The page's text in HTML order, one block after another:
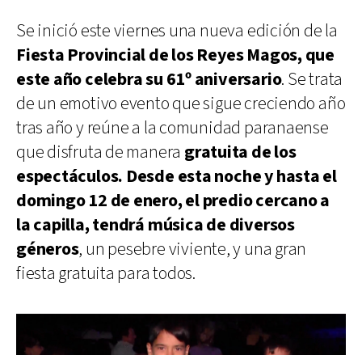
Se inició este viernes una nueva edición de la
Fiesta Provincial de los Reyes Magos, que
este año celebra su 61º aniversario. Se trata
de un emotivo evento que sigue creciendo año
tras año y reúne a la comunidad paranaense
que disfruta de manera gratuita de los
espectáculos. Desde esta noche y hasta el
domingo 12 de enero, el predio cercano a
la capilla, tendrá música de diversos
géneros, un pesebre viviente, y una gran
fiesta gratuita para todos.